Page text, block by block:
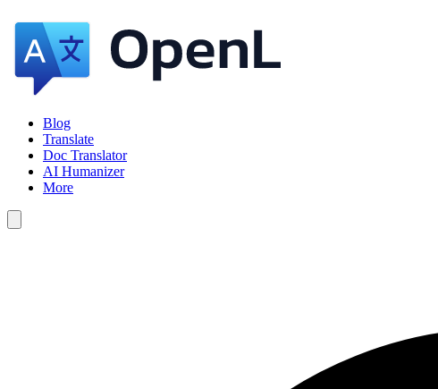
Blog
Translate
Doc Translator
AI Humanizer
More